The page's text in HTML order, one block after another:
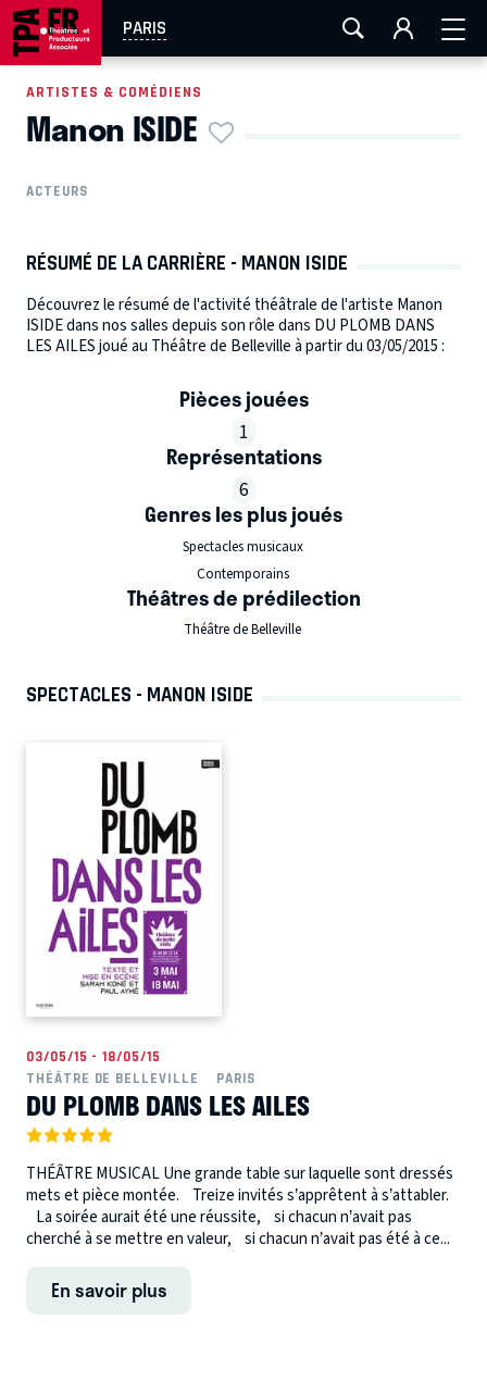
PARIS
AIX-MARSEILLE LA ROCHELLE
EN TOURNÉE
ARTISTES & COMÉDIENS
Manon ISIDE
ACTEURS
RÉSUMÉ DE LA CARRIÈRE - MANON ISIDE
Découvrez le résumé de l'activité théâtrale de l'artiste Manon
ISIDE dans nos salles depuis son rôle dans DU PLOMB DANS
LES AILES joué au Théâtre de Belleville à partir du 03/05/2015 :
Pièces jouées
1
Représentations
6
Genres les plus joués
Spectacles musicaux
Contemporains
Théâtres de prédilection
Théâtre de Belleville
SPECTACLES - MANON ISIDE
03/05/15 - 18/05/15
THÉÂTRE DE BELLEVILLE
PARIS
DU PLOMB DANS LES AILES
THÉÂTRE MUSICAL Une grande table sur laquelle sont dressés
mets et pièce montée. Treize invités s’apprêtent à s’attabler.
La soirée aurait été une réussite, si chacun n’avait pas
cherché à se mettre en valeur, si chacun n’avait pas été à ce...
En savoir plus